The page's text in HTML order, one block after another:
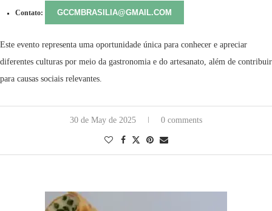
Contato: GCCMBRASILIA@GMAIL.COM
Este evento representa uma oportunidade única para conhecer e apreciar
diferentes culturas por meio da gastronomia e do artesanato, além de contribuir
para causas sociais relevantes.
30 de May de 2025 0 comments